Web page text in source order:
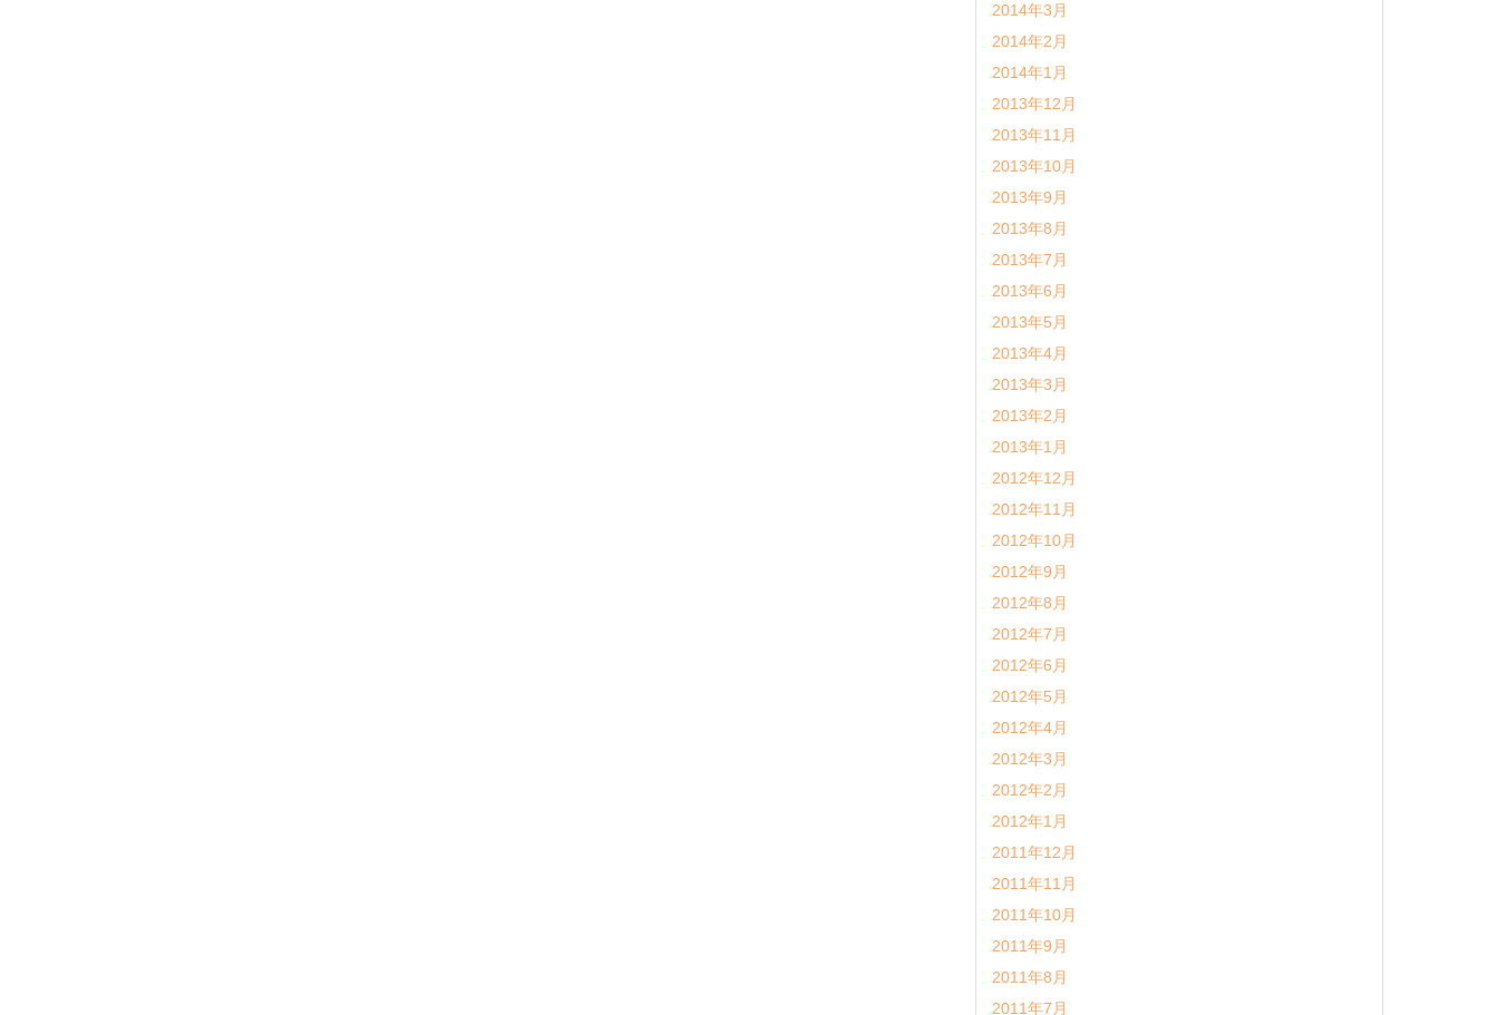
2014年3月
2014年2月
2014年1月
2013年12月
2013年11月
2013年10月
2013年9月
2013年8月
2013年7月
2013年6月
2013年5月
2013年4月
2013年3月
2013年2月
2013年1月
2012年12月
2012年11月
2012年10月
2012年9月
2012年8月
2012年7月
2012年6月
2012年5月
2012年4月
2012年3月
2012年2月
2012年1月
2011年12月
2011年11月
2011年10月
2011年9月
2011年8月
2011年7月